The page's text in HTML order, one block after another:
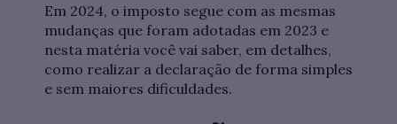
Em 2024, o imposto segue com as mesmas
mudanças que foram adotadas em 2023 e
nesta matéria você vai saber, em detalhes,
como realizar a declaração de forma simples
e sem maiores dificuldades.